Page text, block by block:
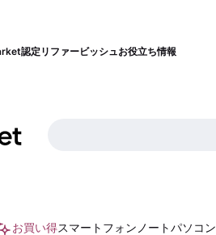
認定リファービッシュお役立ち情報
お買い得スマートフォン ノートパソコン